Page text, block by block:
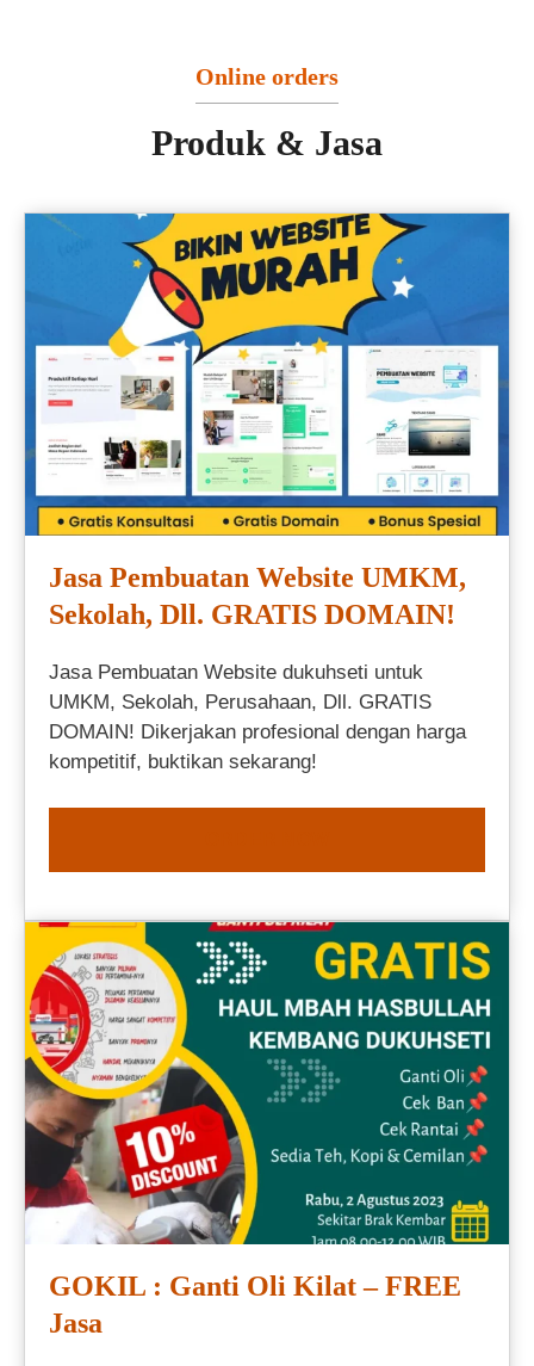
Online orders
Produk & Jasa
Jasa Pembuatan Website UMKM,
Sekolah, Dll. GRATIS DOMAIN!
Jasa Pembuatan Website dukuhseti untuk
UMKM, Sekolah, Perusahaan, Dll. GRATIS
DOMAIN! Dikerjakan profesional dengan harga
kompetitif, buktikan sekarang!
GOKIL : Ganti Oli Kilat – FREE
Jasa